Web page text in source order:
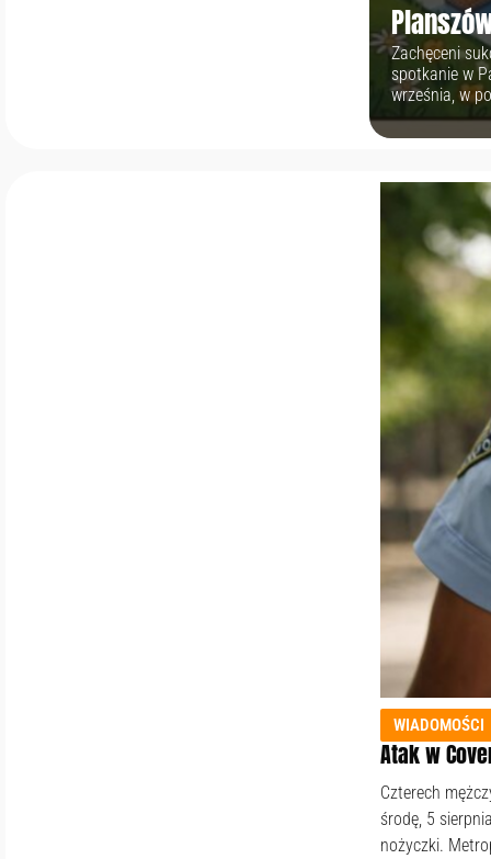
Zachęceni
spotkanie w
września, w
planszówki,
kawałek
WIADOMOŚCI
Atak w
Czterech
środę, 5
nożyczki.